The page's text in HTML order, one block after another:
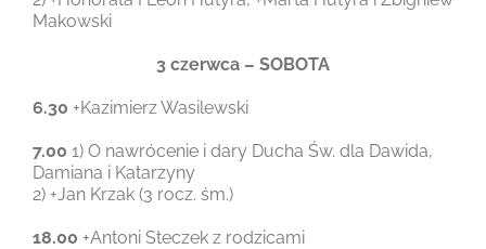
Makowski
3 czerwca – SOBOTA
6.30 +Kazimierz Wasilewski
7.00 1) O nawrócenie i dary Ducha Św. dla Dawida,
Damiana i Katarzyny
2) +Jan Krzak (3 rocz. śm.)
18.00 +Antoni Steczek z rodzicami